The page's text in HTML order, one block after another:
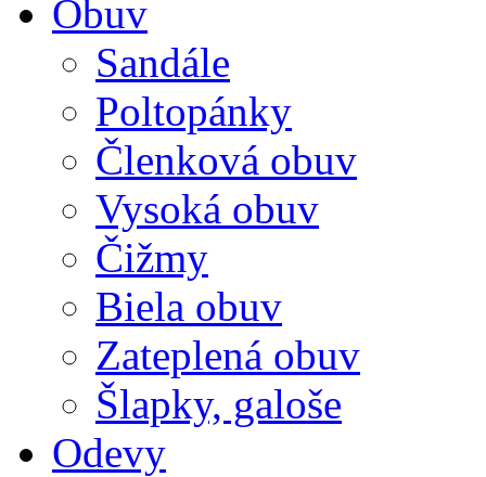
Obuv
Sandále
Poltopánky
Členková obuv
Vysoká obuv
Čižmy
Biela obuv
Zateplená obuv
Šlapky, galoše
Odevy